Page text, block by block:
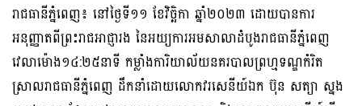
រាជធានីភ្នំពេញ៖ នៅថ្ងៃទី១១ ខែវិច្ឆិកា ឆ្នាំ២០២៣ ដោយបានការ
អនុញ្ញាតពីព្រះរាជអាជ្ញារង នៃអយ្យការអមសាលាដំបូងរាជធានីភ្នំពេញ
វេលាម៉ោង១៤:២៥នាទី កម្លាំងការិយាល័យនគរបាលព្រហ្មទណ្ឌកំរិត
ស្រាលរាជធានីភ្នំពេញ ដឹកនាំដោយលោកវរសេនីយ៍ឯក ប៊ុន សត្យា ស្នង